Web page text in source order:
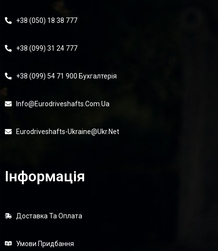
+38 (050) 18 38 777
+38 (099) 31 24 777
+38 (099) 54 71 900 Бухгалтерія
Info@eurodriveshafts.com.ua
Eurodriveshafts-Ukraine@ukr.net
Інформація
Доставка Та Оплата
Умови Придбання